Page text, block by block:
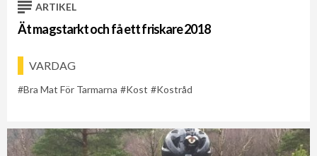
ARTIKEL
Ät magstarkt och få ett friskare 2018
VARDAG
Bra Mat För Tarmarna Kost Kostråd